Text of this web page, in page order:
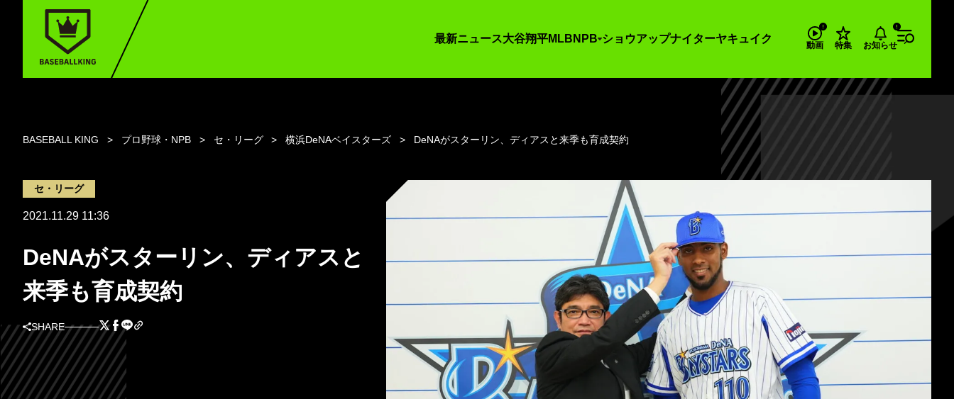
最新ニュース大谷翔平MLB NPB ショウアップナイターヤキュイク
動画 特集 お知らせ
BASEBALL KING プロ野球・NPB セ・リーグ 横浜DeNAベイスターズ DeNAがスターリン、ディアスと来季も育成契約
セ・リーグ
2021.11.29 11:36
DeNAがスターリン、ディアスと
来季も育成契約
SHARE